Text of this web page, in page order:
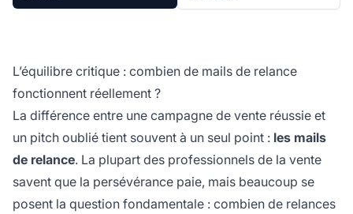
L’équilibre critique : combien de mails de relance
fonctionnent réellement ?
La différence entre une campagne de vente réussie et
un pitch oublié tient souvent à un seul point : les mails
de relance. La plupart des professionnels de la vente
savent que la persévérance paie, mais beaucoup se
posent la question fondamentale : combien de relances